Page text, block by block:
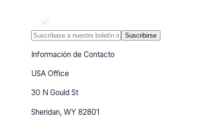
Suscribirse
Información de Contacto
USA Office
30 N Gould St
Sheridan, WY 82801